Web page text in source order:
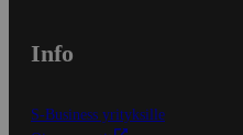
Info
S-Business yrityksille